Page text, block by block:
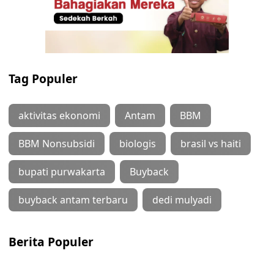
Tag Populer
aktivitas ekonomi Antam BBM
BBM Nonsubsidi biologis brasil vs haiti
bupati purwakarta Buyback
buyback antam terbaru dedi mulyadi
Berita Populer